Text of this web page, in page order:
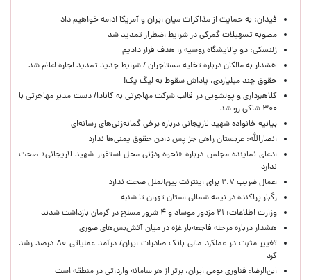
فیدان: به حمایت از مذاکرات میان ایران و آمریکا ادامه خواهیم داد
مصوبه تسهیلات گمرکی در شرایط اضطرار تمدید شد
زلنسکی: دو پالایشگاه روسیه را هدف قرار دادیم
هشدار به مالکان درباره تخلیه مستاجران / شرایط جدید تمدید اجاره اعلام شد
حقوق چند میلیاردی، پاداش سقوط به لیگ یک!
کلاهبرداری و پولشویی در قالب شرکت مهاجرتی به کانادا/ دست مدیر مهاجرتی با
۳۰۰ شاکی رو شد
بیانیه خانواده شهید لاریجانی درباره برخی گمانه‌زنی‌های رسانه‌ای
انصارالله: عربستان راهی جز پس دادن حقوق یمنی‌ها ندارد
ادعای نماینده مجلس درباره «نحوه ردزنی محل استقرار شهید لاریجانی» صحت
ندارد
اعمال ضریب ۲.۷ برای اینترنت بین‌الملل صحت ندارد
رگبار پراکنده در نیمه شمالی استان تهران تا شنبه
وزارت اطلاعات: ۲۱ مزدور موساد و ۴ شرور مسلح در کرمان بازداشت شدند
هشدار درباره مرحله فاجعه‌بار غزه در میان آتش‌بس‌های صوری
تغییر مثبت در عملکرد مالی بانک صادرات ایران/ درآمد عملیاتی ۸۰ درصد رشد
کرد
ابن‌الرضا: فناوری بومی ایران، برتر از هر سامانه وارداتی در منطقه است